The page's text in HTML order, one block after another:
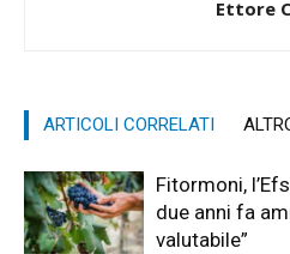
Ettore
ARTICOLI CORRELATI
Fitormoni,
due anni fa
valutabile”